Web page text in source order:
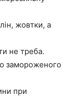
жовтки, а
не треба.
замороженого
при